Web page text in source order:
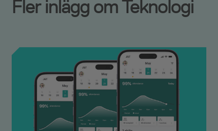
Fler inlägg om Teknologi